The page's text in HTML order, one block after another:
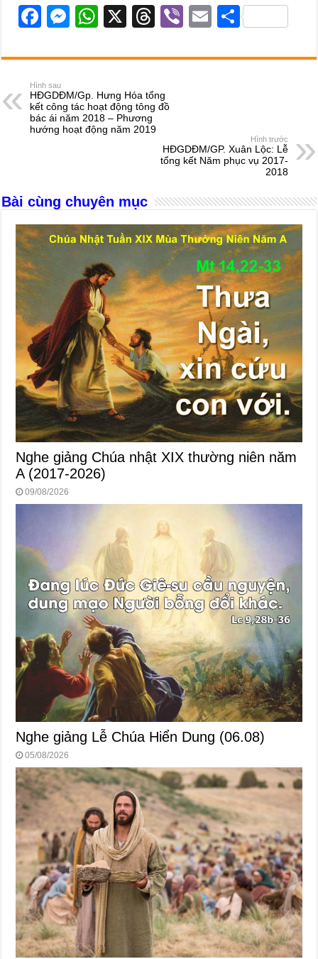
F
c
e
b
o
M
ss
n
g
W
at
A
p
X
T
e
d
s
Vi
er
E
ail
S
ar
Hình sau
HĐGDĐM/Gp. Hưng Hóa tổng
kết công tác hoạt động tông đồ
bác ái năm 2018 – Phương
hướng hoạt động năm 2019
Hình trước
HĐGDĐM/GP. Xuân Lộc: Lễ
tổng kết Năm phục vụ 2017-
2018
Bài cùng chuyên mục
Nghe giảng Chúa nhật XIX thường niên năm
A (2017-2026)
09/08/2026
Nghe giảng Lễ Chúa Hiển Dung (06.08)
05/08/2026